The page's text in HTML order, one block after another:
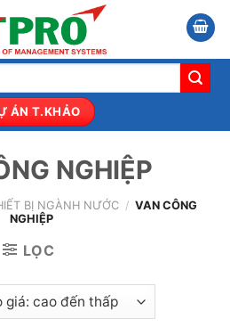
ÁN T.KHẢO
NGHIỆP
BỊ NGÀNH NƯỚC / VAN CÔNG
NGHIỆP
LỌC